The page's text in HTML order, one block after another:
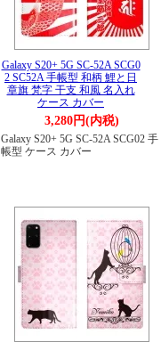
Galaxy S20+ 5G SC-52A SCG0
2 SC52A 手帳型 和柄 鯉と日
章旗 梵字 干支 和風 名入れ
ケース カバー
3,280円(内税)
Galaxy S20+ 5G SC-52A SCG02 手
帳型 ケース カバー